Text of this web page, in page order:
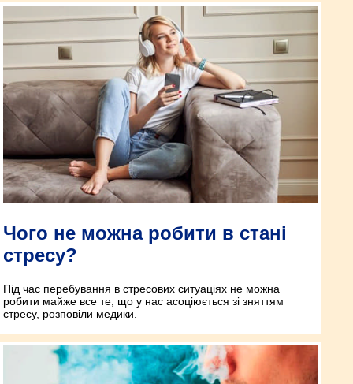
Чого не можна робити в стані
стресу?
Під час перебування в стресових ситуаціях не можна
робити майже все те, що у нас асоціюється зі зняттям
стресу, розповіли медики.